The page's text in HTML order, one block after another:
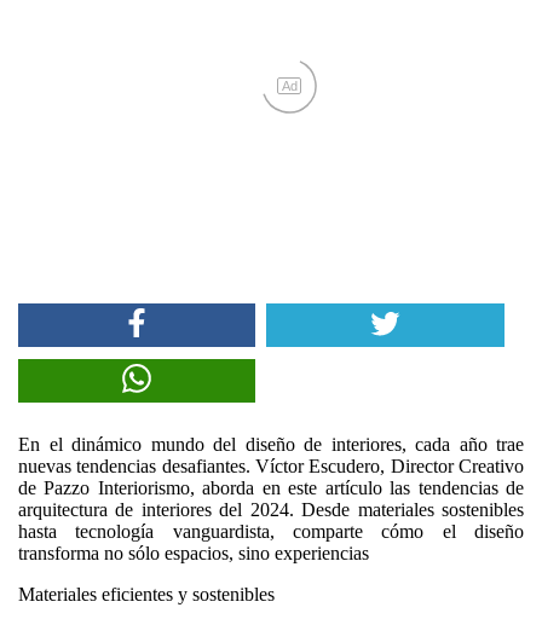
Ad
En el dinámico mundo del diseño de interiores, cada año trae
nuevas tendencias desafiantes. Víctor Escudero, Director Creativo
de Pazzo Interiorismo, aborda en este artículo las tendencias de
arquitectura de interiores del 2024. Desde materiales sostenibles
hasta tecnología vanguardista, comparte cómo el diseño
transforma no sólo espacios, sino experiencias
Materiales eficientes y sostenibles